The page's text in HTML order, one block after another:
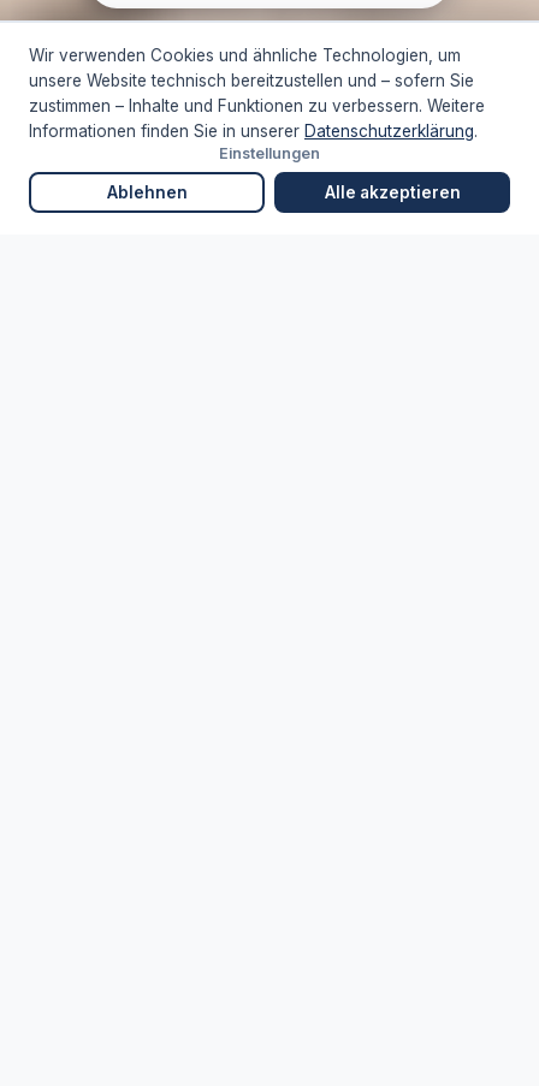
Team
INDIVIDUELLE PLANUNG PERSÖNLICHER ANSPRECHPARTNER
SCROLL
Wir verwenden Cookies und ähnliche Technologien, um
unsere Website technisch bereitzustellen und – sofern Sie
zustimmen – Inhalte und Funktionen zu verbessern. Weitere
Informationen finden Sie in unserer Datenschutzerklärung.
Einstellungen
Ablehnen Alle akzeptieren